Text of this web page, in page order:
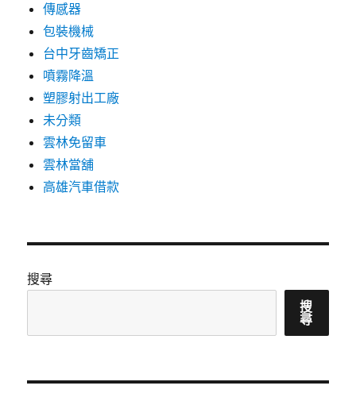
傳感器
包裝機械
台中牙齒矯正
噴霧降溫
塑膠射出工廠
未分類
雲林免留車
雲林當舖
高雄汽車借款
搜尋
搜
尋